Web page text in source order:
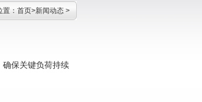
置： 首页>新闻动态 >
确保关键负荷持续